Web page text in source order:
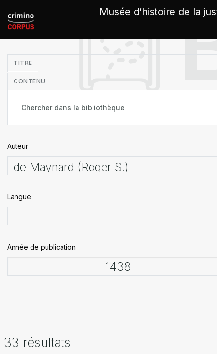
Musée d’histoire de la
TITRE
CONTENU
Auteur
Langue
Année de publication
33 résultats
Panneau de gestion des cookies